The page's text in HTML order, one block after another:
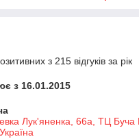
з 215 відгуків за рік
з 16.01.2015
Лук'яненка, 66а, ТЦ Буча